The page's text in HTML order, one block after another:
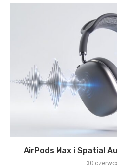
AirPods Max i Spatial
30